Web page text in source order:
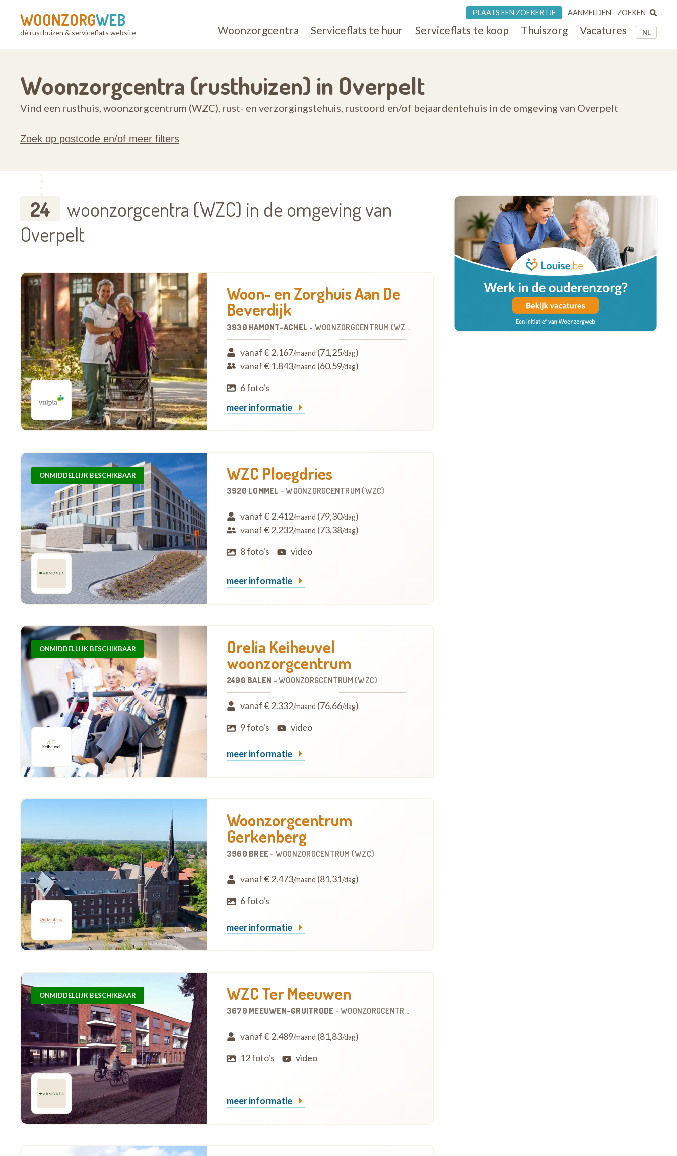
WOONZORGWEB
dé rusthuizen & serviceflats website NL
Woonzorgcentra Serviceflats te huur Serviceflats te koop Thuiszorg Vacatures
PLAATS EEN ZOEKERTJE AANMELDEN ZOEKEN
Woonzorgcentra (rusthuizen) in Overpelt
Vind een rusthuis, woonzorgcentrum (WZC), rust- en verzorgingstehuis, rustoord en/of bejaardentehuis in de omgeving van Overpelt
Zoek op postcode en/of meer filters
24
woonzorgcentra (WZC) in de omgeving van
Overpelt
Woon- en Zorghuis Aan De
Beverdijk
3930 HAMONT-ACHEL - WOONZORGCENTRUM (WZC)
vanaf € 2.167/maand (71,25/dag)
vanaf € 1.843/maand (60,59/dag)
6 foto's
meer informatie
ONMIDDELLIJK BESCHIKBAAR WZC Ploegdries
3920 LOMMEL -WOONZORGCENTRUM (WZC)
vanaf € 2.412/maand (79,30/dag)
vanaf € 2.232/maand (73,38/dag)
8 foto's
video
meer informatie
ONMIDDELLIJK BESCHIKBAAR Orelia Keiheuvel
woonzorgcentrum
2490 BALEN -WOONZORGCENTRUM (WZC)
vanaf € 2.332/maand (76,66/dag)
9 foto's
video
meer informatie
Woonzorgcentrum
Gerkenberg
3960 BREE - WOONZORGCENTRUM (WZC)
vanaf € 2.473/maand (81,31/dag)
6 foto's
meer informatie
ONMIDDELLIJK BESCHIKBAAR WZC Ter Meeuwen
3670 MEEUWEN-GRUITRODE -WOONZORGCENTRUM (WZC)
vanaf € 2.489/maand (81,83/dag)
12 foto's
video
meer informatie